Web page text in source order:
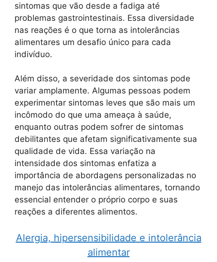
sintomas que vão desde a fadiga até
problemas gastrointestinais. Essa diversidade
nas reações é o que torna as intolerâncias
alimentares um desafio único para cada
indivíduo.
Além disso, a severidade dos sintomas pode
variar amplamente. Algumas pessoas podem
experimentar sintomas leves que são mais um
incômodo do que uma ameaça à saúde,
enquanto outras podem sofrer de sintomas
debilitantes que afetam significativamente sua
qualidade de vida. Essa variação na
intensidade dos sintomas enfatiza a
importância de abordagens personalizadas no
manejo das intolerâncias alimentares, tornando
essencial entender o próprio corpo e suas
reações a diferentes alimentos.
Alergia, hipersensibilidade e intolerância
alimentar